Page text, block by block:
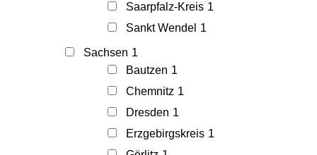
Saarpfalz-Kreis 1
Sankt Wendel 1
Sachsen 1
Bautzen 1
Chemnitz 1
Dresden 1
Erzgebirgskreis 1